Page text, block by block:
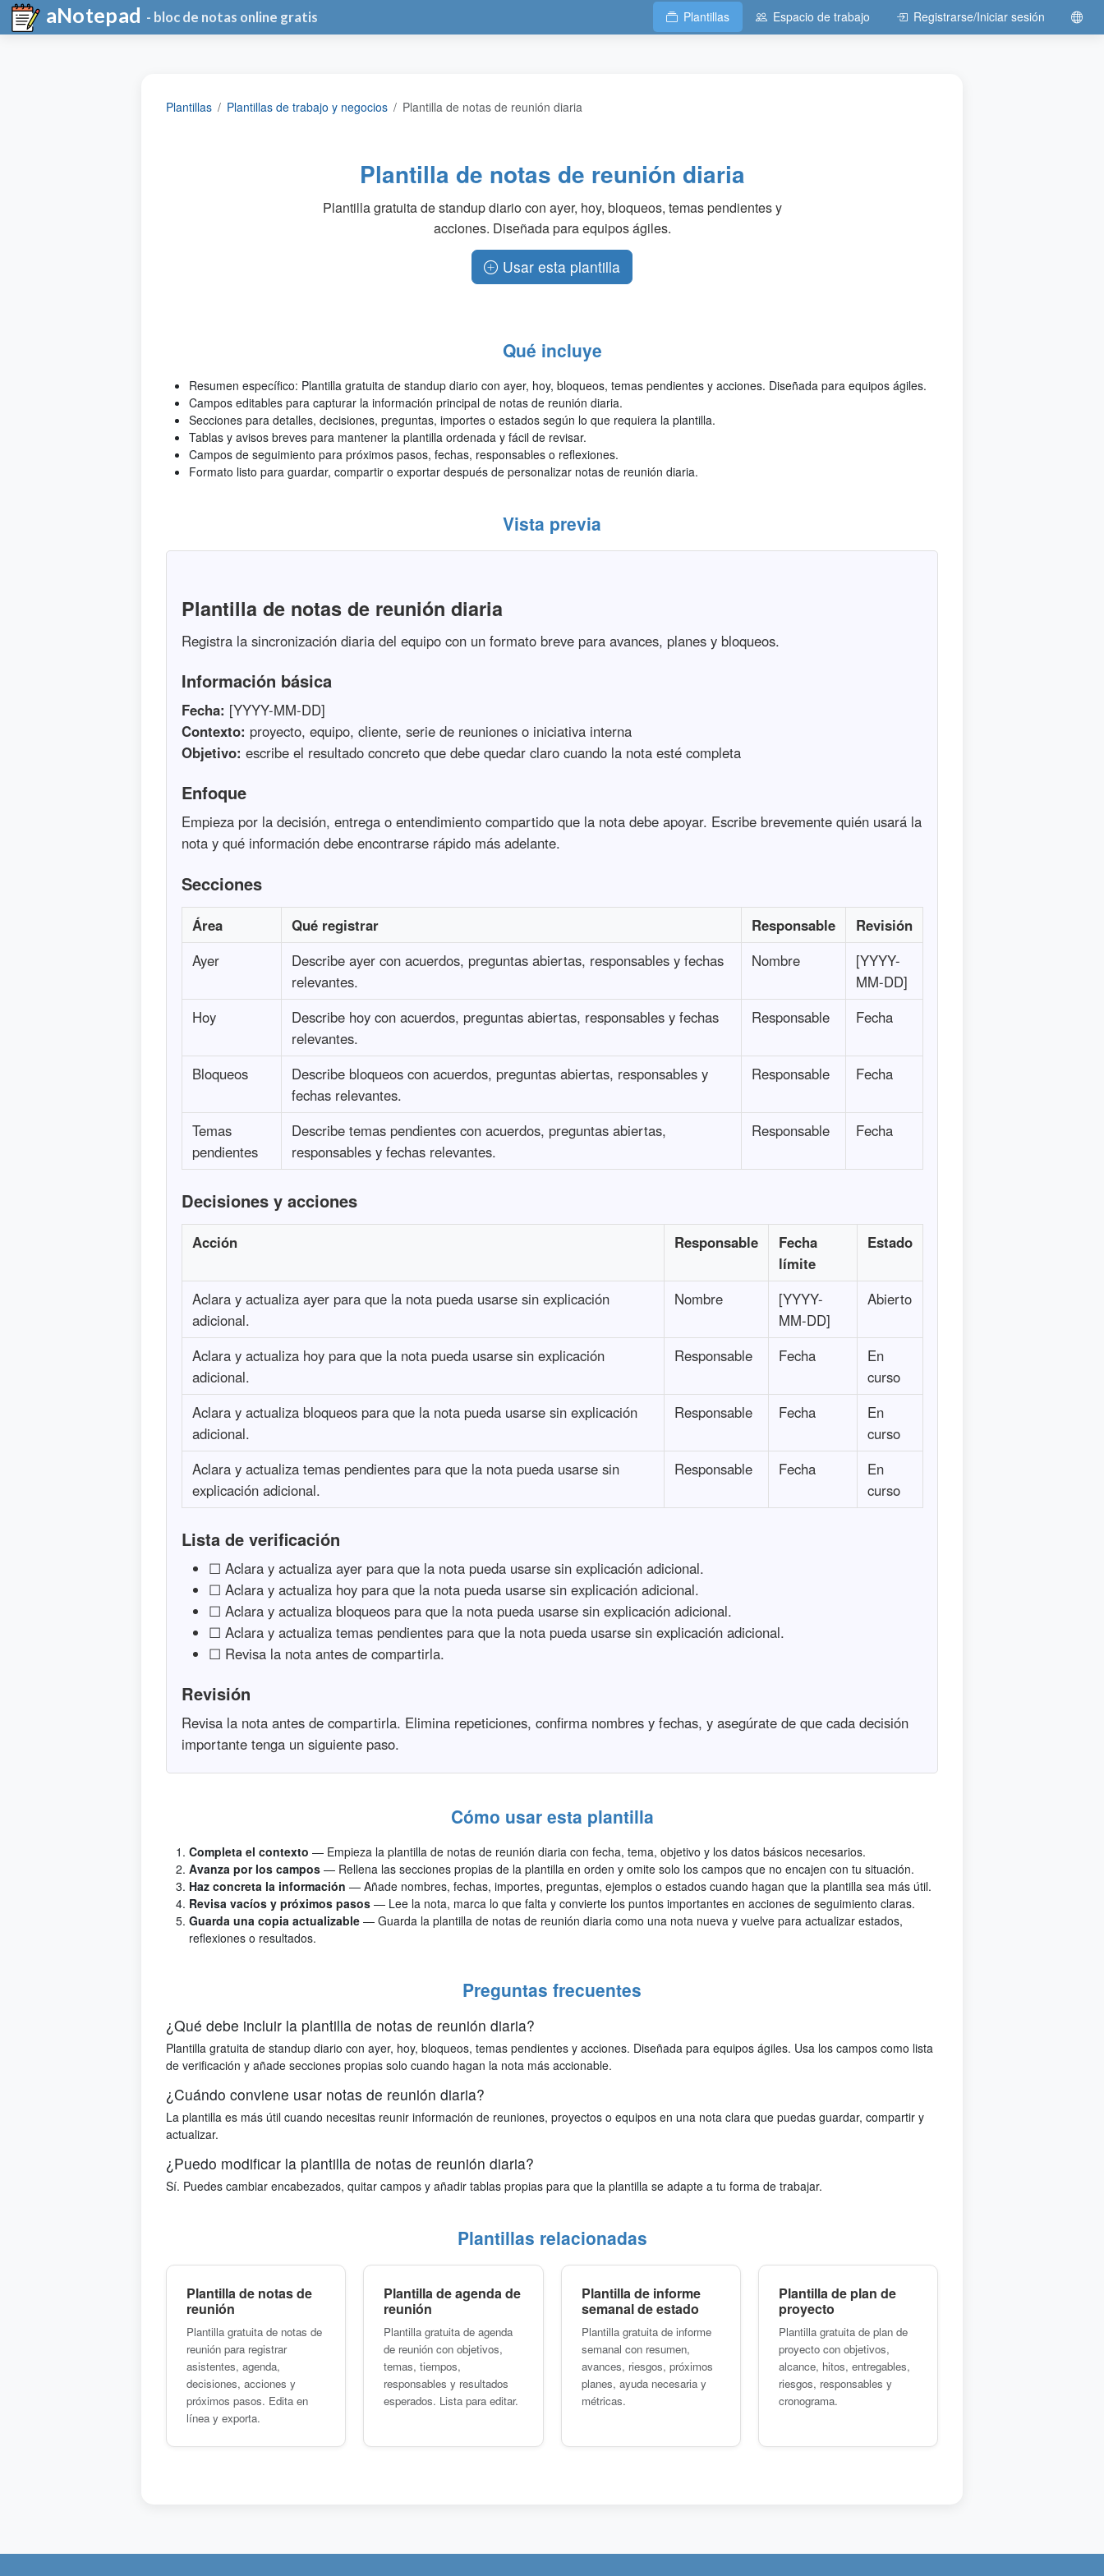
aNotepad - bloc de notas online gratis Plantillas Espacio de trabajo Registrarse/Iniciar sesión
Plantillas Plantillas de trabajo y negocios Plantilla de notas de reunión diaria
Plantilla de notas de reunión diaria
Plantilla gratuita de standup diario con ayer, hoy, bloqueos, temas pendientes y
acciones. Diseñada para equipos ágiles.
Usar esta plantilla
Qué incluye
Resumen específico: Plantilla gratuita de standup diario con ayer, hoy, bloqueos, temas pendientes y acciones. Diseñada para equipos ágiles.
Campos editables para capturar la información principal de notas de reunión diaria.
Secciones para detalles, decisiones, preguntas, importes o estados según lo que requiera la plantilla.
Tablas y avisos breves para mantener la plantilla ordenada y fácil de revisar.
Campos de seguimiento para próximos pasos, fechas, responsables o reflexiones.
Formato listo para guardar, compartir o exportar después de personalizar notas de reunión diaria.
Vista previa
Plantilla de notas de reunión diaria
Registra la sincronización diaria del equipo con un formato breve para avances, planes y bloqueos.
Información básica
Fecha: [YYYY-MM-DD]
Contexto: proyecto, equipo, cliente, serie de reuniones o iniciativa interna
Objetivo: escribe el resultado concreto que debe quedar claro cuando la nota esté completa
Enfoque
Empieza por la decisión, entrega o entendimiento compartido que la nota debe apoyar. Escribe brevemente quién usará la
nota y qué información debe encontrarse rápido más adelante.
Secciones
Área Qué registrar Responsable
Revisión
Ayer
Describe ayer con acuerdos, preguntas abiertas, responsables y fechas
relevantes.
Nombre
[YYYY-
MM-DD]
Hoy
Describe hoy con acuerdos, preguntas abiertas, responsables y fechas
relevantes.
Responsable Fecha
Bloqueos
Describe bloqueos con acuerdos, preguntas abiertas, responsables y
fechas relevantes.
Responsable Fecha
Temas
pendientes
Describe temas pendientes con acuerdos, preguntas abiertas,
responsables y fechas relevantes.
Responsable Fecha
Decisiones y acciones
Acción Responsable
Fecha
límite
Estado
Aclara y actualiza ayer para que la nota pueda usarse sin explicación
adicional.
Nombre
[YYYY-
MM-DD]
Abierto
Aclara y actualiza hoy para que la nota pueda usarse sin explicación
adicional.
Responsable Fecha
En
curso
Aclara y actualiza bloqueos para que la nota pueda usarse sin explicación
adicional.
Responsable Fecha
En
curso
Aclara y actualiza temas pendientes para que la nota pueda usarse sin
explicación adicional.
Responsable Fecha
En
curso
Lista de verificación
☐ Aclara y actualiza ayer para que la nota pueda usarse sin explicación adicional.
☐ Aclara y actualiza hoy para que la nota pueda usarse sin explicación adicional.
☐ Aclara y actualiza bloqueos para que la nota pueda usarse sin explicación adicional.
☐ Aclara y actualiza temas pendientes para que la nota pueda usarse sin explicación adicional.
☐ Revisa la nota antes de compartirla.
Revisión
Revisa la nota antes de compartirla. Elimina repeticiones, confirma nombres y fechas, y asegúrate de que cada decisión
importante tenga un siguiente paso.
Cómo usar esta plantilla
Completa el contexto — Empieza la plantilla de notas de reunión diaria con fecha, tema, objetivo y los datos básicos necesarios.
Avanza por los campos — Rellena las secciones propias de la plantilla en orden y omite solo los campos que no encajen con tu situación.
Haz concreta la información — Añade nombres, fechas, importes, preguntas, ejemplos o estados cuando hagan que la plantilla sea más útil.
Revisa vacíos y próximos pasos — Lee la nota, marca lo que falta y convierte los puntos importantes en acciones de seguimiento claras.
Guarda una copia actualizable — Guarda la plantilla de notas de reunión diaria como una nota nueva y vuelve para actualizar estados,
reflexiones o resultados.
Preguntas frecuentes
¿Qué debe incluir la plantilla de notas de reunión diaria?
Plantilla gratuita de standup diario con ayer, hoy, bloqueos, temas pendientes y acciones. Diseñada para equipos ágiles. Usa los campos como lista
de verificación y añade secciones propias solo cuando hagan la nota más accionable.
¿Cuándo conviene usar notas de reunión diaria?
La plantilla es más útil cuando necesitas reunir información de reuniones, proyectos o equipos en una nota clara que puedas guardar, compartir y
actualizar.
¿Puedo modificar la plantilla de notas de reunión diaria?
Sí. Puedes cambiar encabezados, quitar campos y añadir tablas propias para que la plantilla se adapte a tu forma de trabajar.
Plantillas relacionadas
Plantilla de notas de
reunión
Plantilla gratuita de notas de
reunión para registrar
asistentes, agenda,
decisiones, acciones y
próximos pasos. Edita en
línea y exporta.
Plantilla de agenda de
reunión
Plantilla gratuita de agenda
de reunión con objetivos,
temas, tiempos,
responsables y resultados
esperados. Lista para editar.
Plantilla de informe
semanal de estado
Plantilla gratuita de informe
semanal con resumen,
avances, riesgos, próximos
planes, ayuda necesaria y
métricas.
Plantilla de plan de
proyecto
Plantilla gratuita de plan de
proyecto con objetivos,
alcance, hitos, entregables,
riesgos, responsables y
cronograma.